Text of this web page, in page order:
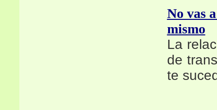
No vas
mismo
La
de
te